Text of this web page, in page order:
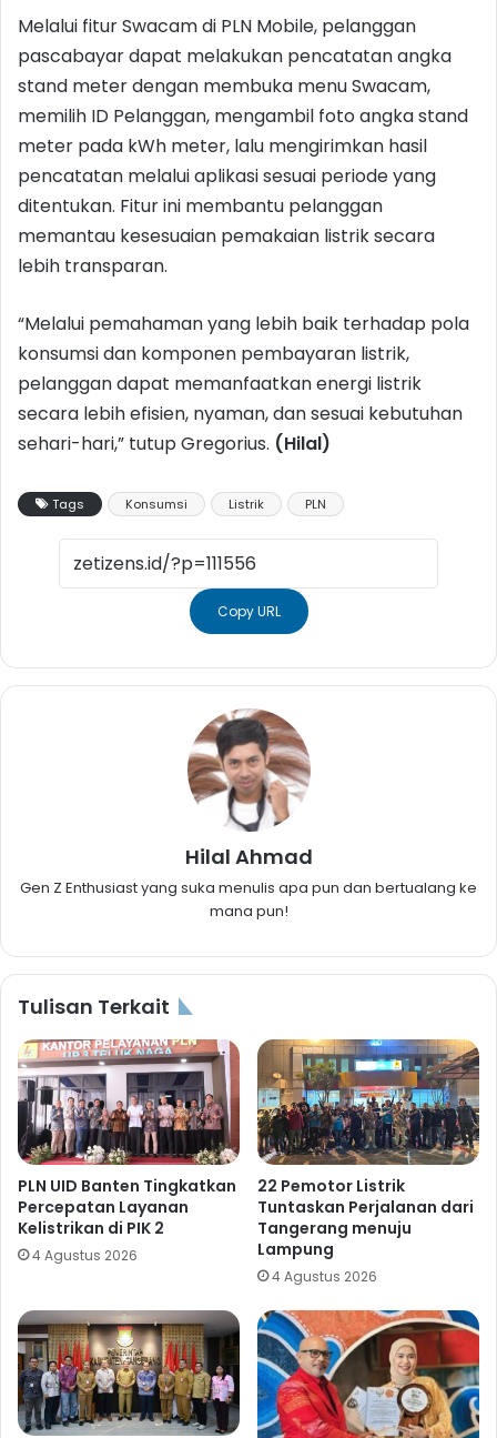
Melalui fitur Swacam di PLN Mobile, pelanggan
pascabayar dapat melakukan pencatatan angka
stand meter dengan membuka menu Swacam,
memilih ID Pelanggan, mengambil foto angka stand
meter pada kWh meter, lalu mengirimkan hasil
pencatatan melalui aplikasi sesuai periode yang
ditentukan. Fitur ini membantu pelanggan
memantau kesesuaian pemakaian listrik secara
lebih transparan.
“Melalui pemahaman yang lebih baik terhadap pola
konsumsi dan komponen pembayaran listrik,
pelanggan dapat memanfaatkan energi listrik
secara lebih efisien, nyaman, dan sesuai kebutuhan
sehari-hari,” tutup Gregorius. (Hilal)
Tags Konsumsi Listrik PLN
Copy URL
Hilal Ahmad
Gen Z Enthusiast yang suka menulis apa pun dan bertualang ke
mana pun!
Tulisan Terkait
PLN UID Banten Tingkatkan
Percepatan Layanan
Kelistrikan di PIK 2
4 Agustus 2026
22 Pemotor Listrik
Tuntaskan Perjalanan dari
Tangerang menuju
Lampung
4 Agustus 2026